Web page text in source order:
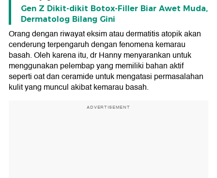
Gen Z Dikit-dikit Botox-Filler Biar Awet Muda,
Dermatolog Bilang Gini
Orang dengan riwayat eksim atau dermatitis atopik akan
cenderung terpengaruh dengan fenomena kemarau
basah. Oleh karena itu, dr Hanny menyarankan untuk
menggunakan pelembap yang memiliki bahan aktif
seperti oat dan ceramide untuk mengatasi permasalahan
kulit yang muncul akibat kemarau basah.
ADVERTISEMENT